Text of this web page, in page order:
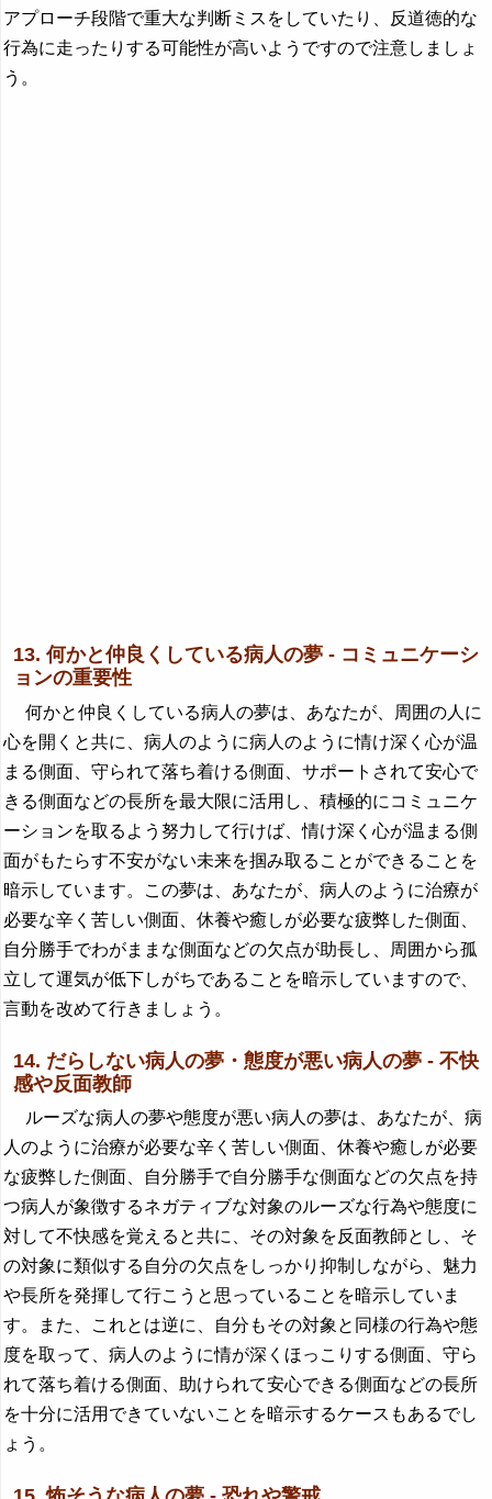
アプローチ段階で重大な判断ミスをしていたり、反道徳的な
行為に走ったりする可能性が高いようですので注意しましょ
う。
13. 何かと仲良くしている病人の夢 - コミュニケーシ
ョンの重要性
何かと仲良くしている病人の夢は、あなたが、周囲の人に
心を開くと共に、病人のように病人のように情け深く心が温
まる側面、守られて落ち着ける側面、サポートされて安心で
きる側面などの長所を最大限に活用し、積極的にコミュニケ
ーションを取るよう努力して行けば、情け深く心が温まる側
面がもたらす不安がない未来を掴み取ることができることを
暗示しています。この夢は、あなたが、病人のように治療が
必要な辛く苦しい側面、休養や癒しが必要な疲弊した側面、
自分勝手でわがままな側面などの欠点が助長し、周囲から孤
立して運気が低下しがちであることを暗示していますので、
言動を改めて行きましょう。
14. だらしない病人の夢・態度が悪い病人の夢 - 不快
感や反面教師
ルーズな病人の夢や態度が悪い病人の夢は、あなたが、病
人のように治療が必要な辛く苦しい側面、休養や癒しが必要
な疲弊した側面、自分勝手で自分勝手な側面などの欠点を持
つ病人が象徴するネガティブな対象のルーズな行為や態度に
対して不快感を覚えると共に、その対象を反面教師とし、そ
の対象に類似する自分の欠点をしっかり抑制しながら、魅力
や長所を発揮して行こうと思っていることを暗示していま
す。また、これとは逆に、自分もその対象と同様の行為や態
度を取って、病人のように情が深くほっこりする側面、守ら
れて落ち着ける側面、助けられて安心できる側面などの長所
を十分に活用できていないことを暗示するケースもあるでし
ょう。